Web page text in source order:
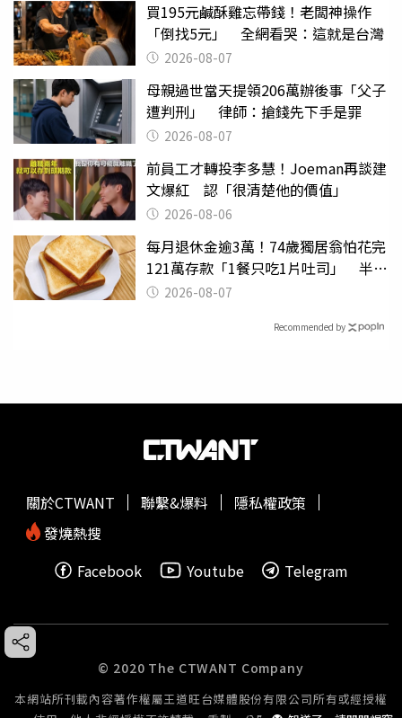
買195元鹹酥雞忘帶錢！老闆神操作
「倒找5元」 全網看哭：這就是台灣
2026-08-07
母親過世當天提領206萬辦後事「父子
遭判刑」 律師：搶錢先下手是罪
2026-08-07
前員工才轉投李多慧！Joeman再談建
文爆紅 認「很清楚他的價值」
2026-08-06
每月退休金逾3萬！74歲獨居翁怕花完
121萬存款「1餐只吃1片吐司」 半年
後暴瘦嚇壞女兒
2026-08-07
Recommended by
關於CTWANT 聯繫&爆料
隱私權政策
發燒熱搜
Facebook
Youtube Telegram
© 2020 The CTWANT Company
本網站所刊載內容著作權屬王道旺台媒體股份有限公司所有或經授權